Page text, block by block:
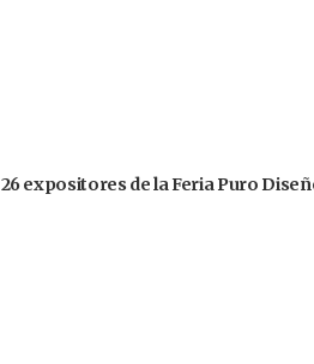
26 expositores de la Feria Puro